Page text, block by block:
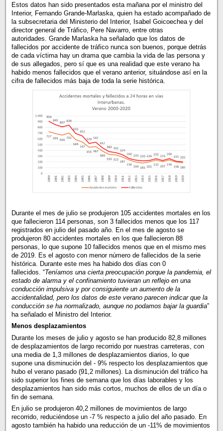
Estos datos han sido presentados esta mañana por el ministro del
Interior, Fernando Grande-Marlaska, quien ha estado acompañado de
la subsecretaria del Ministerio del Interior, Isabel Goicoechea y del
director general de Tráfico, Pere Navarro, entre otras
autoridades. Grande Marlaska ha señalado que los datos de
fallecidos por accidente de tráfico nunca son buenos, porque detrás
de cada víctima hay un drama que cambia la vida de las persona y
de sus allegados, pero sí que es una realidad que este verano ha
habido menos fallecidos que el verano anterior, situándose así en la
cifra de fallecidos más baja de toda la serie histórica.
Durante el mes de julio se produjeron 105 accidentes mortales en los
que fallecieron 114 personas, son 3 fallecidos menos que los 117
registrados en julio del pasado año. En el mes de agosto se
produjeron 80 accidentes mortales en los que fallecieron 88
personas, lo que supone 10 fallecidos menos que en el mismo mes
de 2019. Es el agosto con menor número de fallecidos de la serie
histórica. Durante este mes ha habido dos días con 0
fallecidos. “Teníamos una cierta preocupación porque la pandemia, el
estado de alarma y el confinamiento tuvieran un reflejo en una
conducción impulsiva y por consiguiente un aumento de la
accidentalidad, pero los datos de este verano parecen indicar que la
conducción se ha normalizado, aunque no podamos bajar la guardia”
ha señalado el Ministro del Interior.
Menos desplazamientos
Durante los meses de julio y agosto se han producido 82,8 millones
de desplazamientos de largo recorrido por nuestras carreteras, con
una media de 1,3 millones de desplazamientos diarios, lo que
supone una disminución del - 9% respecto los desplazamientos que
hubo el verano pasado (91,2 millones). La disminución del tráfico ha
sido superior los fines de semana que los días laborables y los
desplazamientos han sido más cortos, muchos de ellos de un día o
fin de semana.
En julio se produjeron 40,2 millones de movimientos de largo
recorrido, reduciéndose un -7 % respecto a julio del año pasado. En
agosto también ha habido una reducción de un -11% de movimientos